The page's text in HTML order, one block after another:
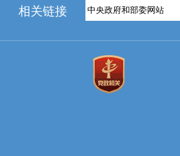
相关链接